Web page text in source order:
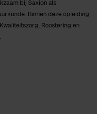
bij Saxion als
Binnen deze opleiding
Roostering en